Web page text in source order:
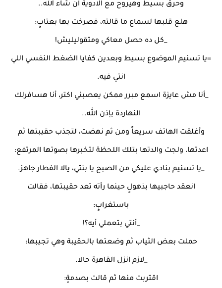
وحرق بسيط وهيروح مع الادوية ان شاء الله..
هلع قلبها لسماع ما قالته، فصرخت بها بعتابٍ:
_كل ده حصل معاكي ومتقوليليش!
=يا تسنيم الموضوع بسيط وبعدين كفايا الضغط النفسي اللي
انتي فيه.
_أنا مش عايزة اسمع مبرر ممكن يعصبني اكتر، أنا هسافرلك
النهاردة بإذن الله..
وأغلقت الهاتف سريعاً ومن ثم نهضت، لتجذب حقيبتها ثم
اعدتها، ولجت والدتها بتلك اللحظة لتخبرها بصوتها المرتفع:
_يا تسنيم بنادي عليكي من الصبح يا بنتي، يالا الفطار جاهز.
انعقد حاجبيها بذهولٍ حينما رأته تعد حقيبتها، فقالت
باستغرابٍ:
_أنتي بتعملي أيه؟!
حملت بعض الثياب ثم وضعتها بالحقيبة وهي تجيبها:
_لازم انزل القاهرة حالا.
اقتربت منها ثم قالت بصدمةٍ: